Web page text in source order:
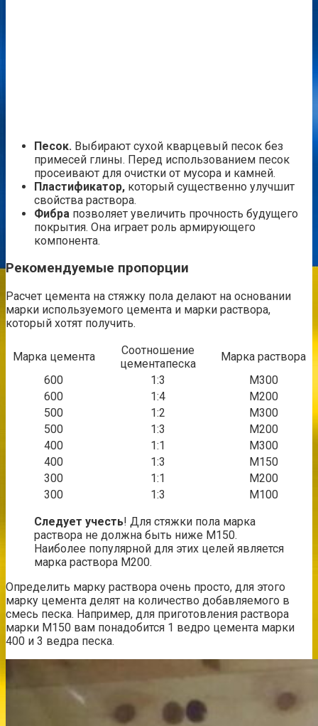
Песок. Выбирают сухой кварцевый песок без
примесей глины. Перед использованием песок
просеивают для очистки от мусора и камней.
Пластификатор, который существенно улучшит
свойства раствора.
Фибра позволяет увеличить прочность будущего
покрытия. Она играет роль армирующего
компонента.
Рекомендуемые пропорции
Расчет цемента на стяжку пола делают на основании
марки используемого цемента и марки раствора,
который хотят получить.
Марка цемента
Соотношение
цементапеска
Марка раствора
600
1:3
М300
600
1:4
М200
500
1:2
М300
500
1:3
М200
400
1:1
М300
400
1:3
М150
300
1:1
М200
300
1:3
М100
Следует учесть! Для стяжки пола марка
раствора не должна быть ниже М150.
Наиболее популярной для этих целей является
марка раствора М200.
Определить марку раствора очень просто, для этого
марку цемента делят на количество добавляемого в
смесь песка. Например, для приготовления раствора
марки М150 вам понадобится 1 ведро цемента марки
400 и 3 ведра песка.